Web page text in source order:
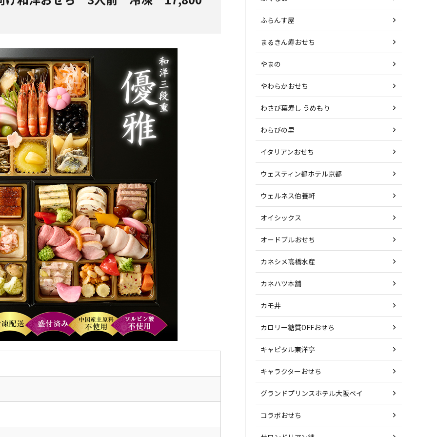
ふらんす屋
まるきん寿おせち
やまの
やわらかおせち
わさび葉寿し うめもり
わらびの里
イタリアンおせち
ウェスティン都ホテル京都
ウェルネス伯養軒
オイシックス
オードブルおせち
カネシメ高橋水産
カネハツ本舗
カモ井
カロリー糖質OFFおせち
キャピタル東洋亭
キャラクターおせち
グランドプリンスホテル大阪ベイ
コラボおせち